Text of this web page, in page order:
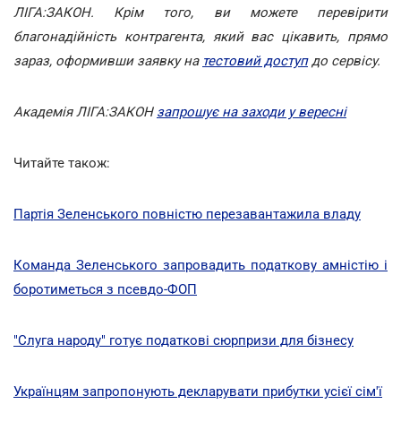
ЛІГА:ЗАКОН. Крім того, ви можете перевірити
благонадійність контрагента, який вас цікавить, прямо
зараз, оформивши заявку на тестовий доступдо сервісу.
Академія ЛІГА:ЗАКОН запрошує на заходи у вересні
Читайте також:
Партія Зеленського повністю перезавантажила владу
Команда Зеленського запровадить податкову амністію і
боротиметься з псевдо-ФОП
"Слуга народу" готує податкові сюрпризи для бізнесу
Українцям запропонують декларувати прибутки усієї сім'ї